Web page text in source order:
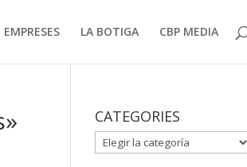
EMPRESES LA BOTIGA CBP MEDIA
CATEGORIES
CATEGORIES